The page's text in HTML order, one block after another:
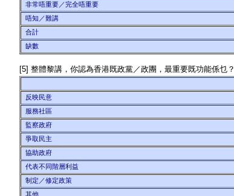
非常唔重要／完全唔重要
唔知／難講
合計
缺數
[5] 整體黎講，你認為香港既政黨／政團，最重要既功能係乜？
反映民意
服務社區
監察政府
爭取民主
協助政府
代表不同階層利益
制定／修定政策
其他